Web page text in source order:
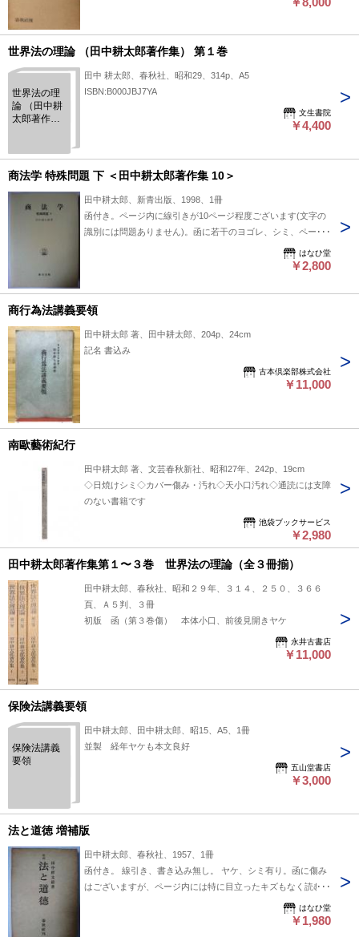
世界法の理論 （田中耕太郎著作集） 第１巻
世界法の理
論 （田中耕
太郎著作
田中 耕太郎、春秋社、昭和29、314p、A5
ISBN:B000JBJ7YA
文生書院
￥4,400
商法学 特殊問題 下 ＜田中耕太郎著作集 10＞
田中耕太郎、新青出版、1998、1冊
函付き。ページ内に線引きが10ページ程度ございます(文字の
識別には問題ありません)。函に若干のヨゴレ、シミ、ページ
内1ページに角折れはございますが、読む分には問題ありませ
はなひ堂
￥2,800
商行為法講義要領
田中耕太郎 著、田中耕太郎、204p、24cm
記名 書込み
古本倶楽部株式会社
￥11,000
南歐藝術紀行
田中耕太郎 著、文芸春秋新社、昭和27年、242p、19cm
◇日焼けシミ◇カバー傷み・汚れ◇天小口汚れ◇通読には支障
のない書籍です
池袋ブックサービス
￥2,980
田中耕太郎著作集第１〜３巻 世界法の理論（全３冊揃）
田中耕太郎、春秋社、昭和２９年、３１４、２５０、３６６
頁、Ａ５判、３冊
初版 函（第３巻傷） 本体小口、前後見開きヤケ
永井古書店
￥11,000
保険法講義要領
保険法講義
要領
田中耕太郎、田中耕太郎、昭15、A5、1冊
並製 経年ヤケも本文良好
五山堂書店
￥3,000
法と道徳 増補版
田中耕太郎、春秋社、1957、1冊
函付き。 線引き、書き込み無し。 ヤケ、シミ有り。函に傷み
はございますが、ページ内には特に目立ったキズもなく読む分
はなひ堂
￥1,980